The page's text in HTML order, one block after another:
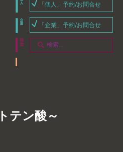
「個人」予約/お問合せ
「企業」予約/お問合せ
テン酸～